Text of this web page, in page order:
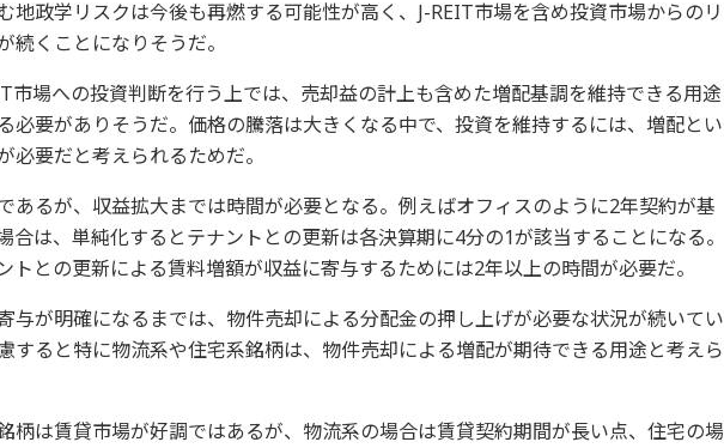
地政学リスクは今後も再燃する可能性が高く、J-REIT市場を含め投資市場からのリ
続くことになりそうだ。
市場への投資判断を行う上では、売却益の計上も含めた増配基調を維持できる用途
必要がありそうだ。価格の騰落は大きくなる中で、投資を維持するには、増配とい
必要だと考えられるためだ。
あるが、収益拡大までは時間が必要となる。例えばオフィスのように2年契約が基
合は、単純化するとテナントとの更新は各決算期に4分の1が該当することになる。
トとの更新による賃料増額が収益に寄与するためには2年以上の時間が必要だ。
与が明確になるまでは、物件売却による分配金の押し上げが必要な状況が続いてい
すると特に物流系や住宅系銘柄は、物件売却による増配が期待できる用途と考えら
柄は賃貸市場が好調ではあるが、物流系の場合は賃貸契約期間が長い点、住宅の場